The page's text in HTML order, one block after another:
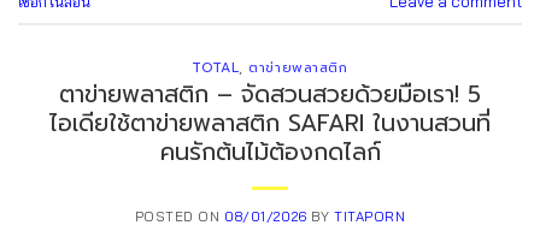
TOTAL, ตาข่ายพลาสติก
ตาข่ายพลาสติก – จัดสวนสวยด้วยมือเรา! 5
ไอเดียใช้ตาข่ายพลาสติก SAFARI ในงานสวนที่
คนรักต้นไม้ต้องกดไลก์
POSTED ON 08/01/2026 BY TITAPORN